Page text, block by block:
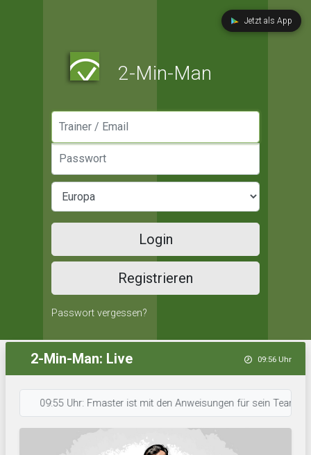
Jetzt als App
2-Min-Man
Login
Registrieren
Passwort vergessen?
2-Min-Man: Live 09:56 Uhr
09:55 Uhr: Fmaster ist mit den Anweisungen für sein Team